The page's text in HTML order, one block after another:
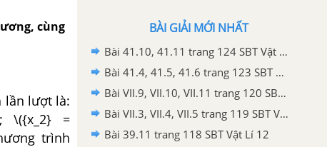
cùng
lần lượt là:
\({x_2} =
trình
BÀI GIẢI MỚI NHẤT
Bài 41.10, 41.11 trang 124 SBT Vật Lí 12
Bài 41.4, 41.5, 41.6 trang 123 SBT Vật Lí 12
Bài VII.9, VII.10, VII.11 trang 120 SBT Vật Lí 12
Bài VII.3, VII.4, VII.5 trang 119 SBT Vật Lí 12
Bài 39.11 trang 118 SBT Vật Lí 12